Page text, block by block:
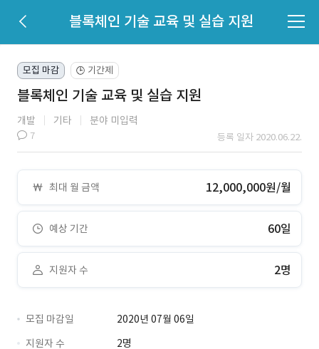
블록체인 기술 교육 및 실습 지원
모집 마감 🕒 기간제
블록체인 기술 교육 및 실습 지원
개발 기타 분야 미입력
7 등록 일자 2020.06.22.
최대 월 금액 12,000,000원/월
예상 기간 60일
지원자 수 2명
모집 마감일
2020년 07월 06일
지원자 수
2명